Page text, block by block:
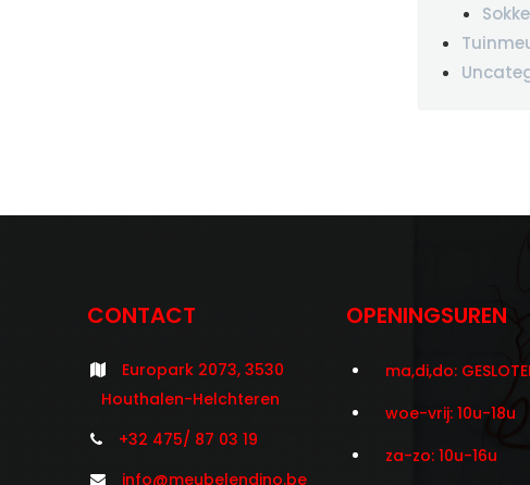
CONTACT
Europark 2073, 3530
Houthalen-Helchteren
+32 475/ 87 03 19
info@meubelendino.be
OPENINGSUREN
ma,di,do:
woe-vrij: 10u-18u
za-zo: 10u-16u